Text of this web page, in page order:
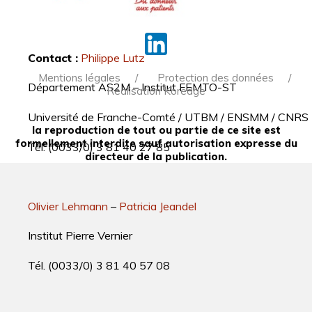
Contact : Philippe Lutz
Département AS2M – Institut FEMTO-ST
Université de Franche-Comté / UTBM / ENSMM / CNRS
Tél. (0033/0) 3 81 40 27 85
Olivier Lehmann – Patricia Jeandel
Institut Pierre Vernier
Tél. (0033/0) 3 81 40 57 08
Mentions légales
Protection des données
Réalisation Koredge
la reproduction de tout ou partie de ce site est
formellement interdite sauf autorisation expresse du
directeur de la publication.